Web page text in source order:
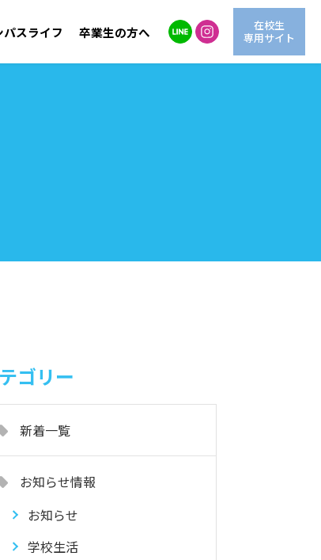
パスライフ 卒業生の方へ
在校生
専用サイト
ゴリー
新着一覧
お知らせ情報
お知らせ
学校生活